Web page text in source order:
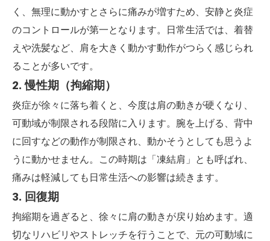
く、無理に動かすとさらに痛みが増すため、安静と炎症
のコントロールが第一となります。日常生活では、着替
えや洗髪など、肩を大きく動かす動作がつらく感じられ
ることが多いです。
2. 慢性期（拘縮期）
炎症が徐々に落ち着くと、今度は肩の動きが硬くなり、
可動域が制限される段階に入ります。腕を上げる、背中
に回すなどの動作が制限され、動かそうとしても思うよ
うに動かせません。この時期は「凍結肩」とも呼ばれ、
痛みは軽減しても日常生活への影響は続きます。
3. 回復期
拘縮期を過ぎると、徐々に肩の動きが戻り始めます。適
切なリハビリやストレッチを行うことで、元の可動域に